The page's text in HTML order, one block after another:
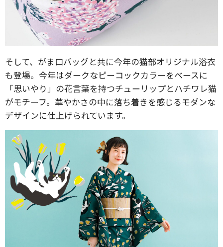
そして、がま口バッグと共に今年の猫部オリジナル浴衣
も登場。今年はダークなピーコックカラーをベースに
「思いやり」の花言葉を持つチューリップとハチワレ猫
がモチーフ。華やかさの中に落ち着きを感じるモダンな
デザインに仕上げられています。